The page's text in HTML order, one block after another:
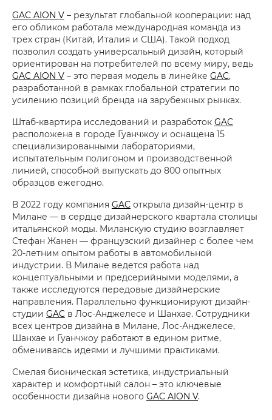
GAC AION V – результат глобальной кооперации: над
его обликом работала международная команда из
трех стран (Китай, Италия и США). Такой подход
позволил создать универсальный дизайн, который
ориентирован на потребителей по всему миру, ведь
GAC AION V – это первая модель в линейке GAC,
разработанной в рамках глобальной стратегии по
усилению позиций бренда на зарубежных рынках.
Штаб-квартира исследований и разработок GAC
расположена в городе Гуанчжоу и оснащена 15
специализированными лабораториями,
испытательным полигоном и производственной
линией, способной выпускать до 800 опытных
образцов ежегодно.
В 2022 году компания GAC открыла дизайн-центр в
Милане — в сердце дизайнерского квартала столицы
итальянской моды. Миланскую студию возглавляет
Стефан Жанен — французский дизайнер с более чем
20-летним опытом работы в автомобильной
индустрии. В Милане ведется работа над
концептуальными и предсерийными моделями, а
также исследуются передовые дизайнерские
направления. Параллельно функционируют дизайн-
студии GAC в Лос-Анджелесе и Шанхае. Сотрудники
всех центров дизайна в Милане, Лос-Анджелесе,
Шанхае и Гуанчжоу работают в едином ритме,
обмениваясь идеями и лучшими практиками.
Смелая бионическая эстетика, индустриальный
характер и комфортный салон – это ключевые
особенности дизайна нового GAC AION V.